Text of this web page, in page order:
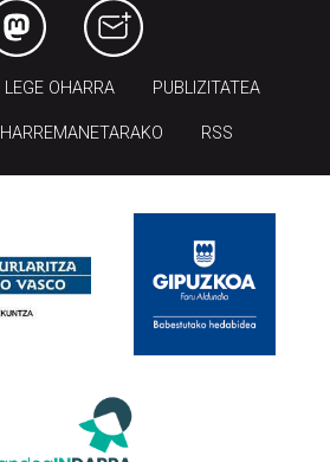
LEGE OHARRA PUBLIZITATEA
HARREMANETARAKO RSS